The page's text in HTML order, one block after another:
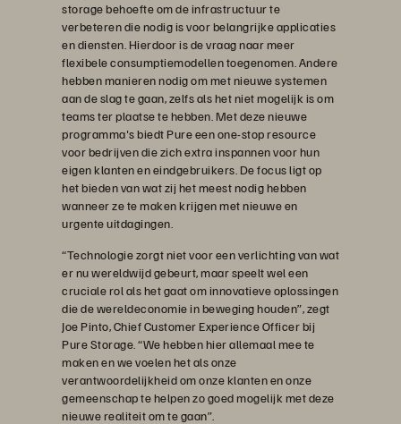
storage behoefte om de infrastructuur te
verbeteren die nodig is voor belangrijke applicaties
en diensten. Hierdoor is de vraag naar meer
flexibele consumptiemodellen toegenomen. Andere
hebben manieren nodig om met nieuwe systemen
aan de slag te gaan, zelfs als het niet mogelijk is om
teams ter plaatse te hebben. Met deze nieuwe
programma's biedt Pure een one-stop resource
voor bedrijven die zich extra inspannen voor hun
eigen klanten en eindgebruikers. De focus ligt op
het bieden van wat zij het meest nodig hebben
wanneer ze te maken krijgen met nieuwe en
urgente uitdagingen.
“Technologie zorgt niet voor een verlichting van wat
er nu wereldwijd gebeurt, maar speelt wel een
cruciale rol als het gaat om innovatieve oplossingen
die de wereldeconomie in beweging houden”, zegt
Joe Pinto, Chief Customer Experience Officer bij
Pure Storage. “We hebben hier allemaal mee te
maken en we voelen het als onze
verantwoordelijkheid om onze klanten en onze
gemeenschap te helpen zo goed mogelijk met deze
nieuwe realiteit om te gaan”.